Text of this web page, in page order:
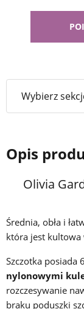
Opis
Olivia
Średnia, obła i
która jest kultowa
Szczotka posiada
nylonowymi
rozczesywanie
braku poduszki